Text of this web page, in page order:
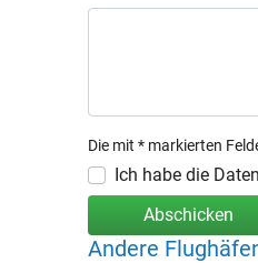
Die mit * markierten
Ich habe die
Abschicken
Andere